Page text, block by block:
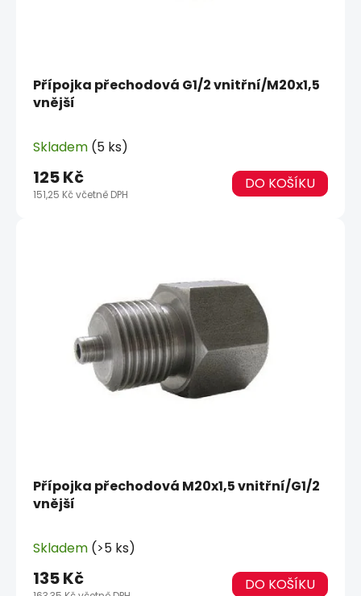
Přípojka přechodová G1/2 vnitřní/M20x1,5
vnější
Skladem (5 ks)
151,25 Kč včetně DPH
125 Kč DO KOŠÍKU
Přípojka přechodová M20x1,5 vnitřní/G1/2
vnější
Skladem (>5 ks)
135 Kč DO KOŠÍKU